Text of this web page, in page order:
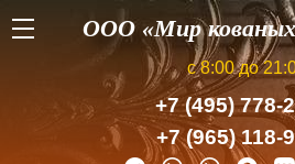
ООО «Мир кованых
с 8:00 до
+7 (495) 778-
+7 (965) 118-